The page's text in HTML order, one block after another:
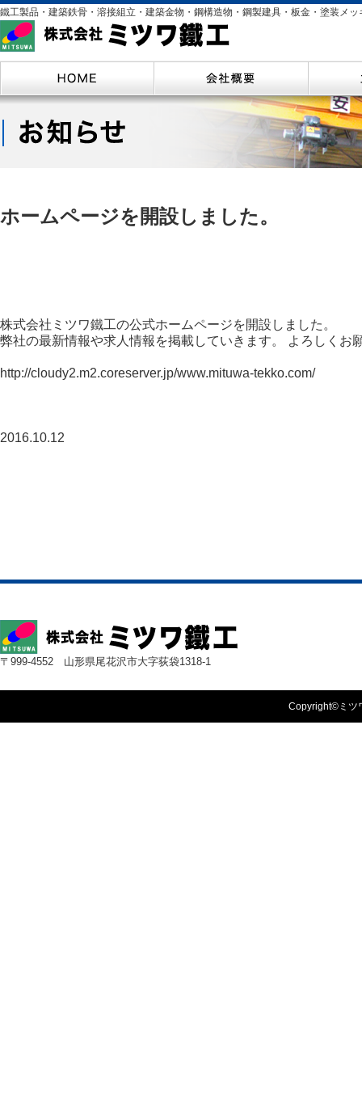
鐵工製品・建築鉄骨・溶接組立・建築金物・鋼構造物・鋼製建具・板金・塗装メッ
ホームページを開設しました。
株式会社ミツワ鐵工の公式ホームページを開設しました。
弊社の最新情報や求人情報を掲載していきます。 よろしくお
http://cloudy2.m2.coreserver.jp/www.mituwa-tekko.com/
2016.10.12
〒999-4552 山形県尾花沢市大字荻袋1318-1
Copyright©ミツ